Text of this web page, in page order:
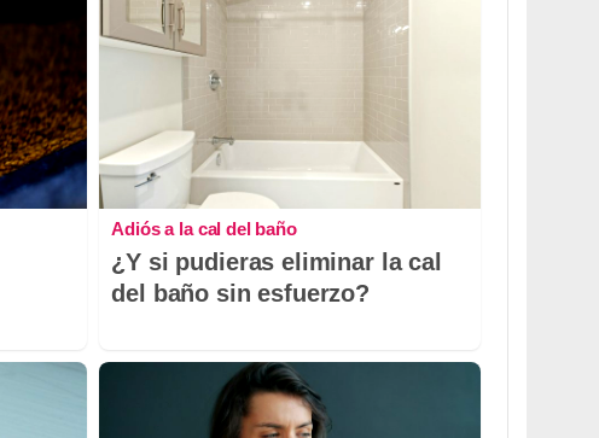
Adiós a la cal del baño
¿Y si pudieras eliminar la cal
del baño sin esfuerzo?